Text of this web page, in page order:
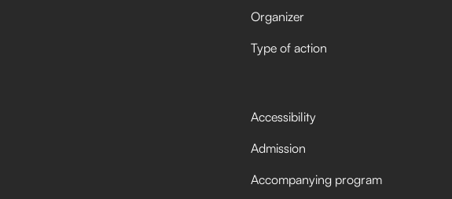
Organizer
Type of action
Accessibility
Admission
Accompanying program